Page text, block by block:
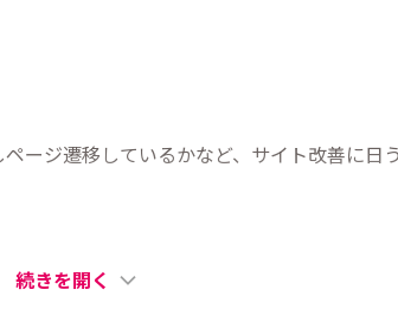
ージ遷移しているかなど、サイト改善に日
続きを開く